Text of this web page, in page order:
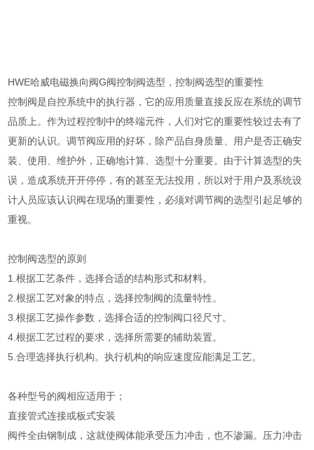
HWE哈威电磁换向阀G阀控制阀选型，控制阀选型的重要性
控制阀是自控系统中的执行器，它的应用质量直接反应在系统的调节
品质上。作为过程控制中的终端元件，人们对它的重要性较过去有了
更新的认识。调节阀应用的好坏，除产品自身质量、用户是否正确安
装、使用、维护外，正确地计算、选型十分重要。由于计算选型的失
误，造成系统开开停停，有的甚至无法投用，所以对于用户及系统设
计人员应该认识阀在现场的重要性，必须对调节阀的选型引起足够的
重视。
控制阀选型的原则
1.根据工艺条件，选择合适的结构形式和材料。
2.根据工艺对象的特点，选择控制阀的流量特性。
3.根据工艺操作参数，选择合适的控制阀口径尺寸。
4.根据工艺过程的要求，选择所需要的辅助装置。
5.合理选择执行机构。执行机构的响应速度应能满足工艺。
各种型号的阀相应适用于；
直接管式连接或板式安装
阀件全由钢制成，这就使阀体能承受压力冲击，也不渗漏。压力冲击